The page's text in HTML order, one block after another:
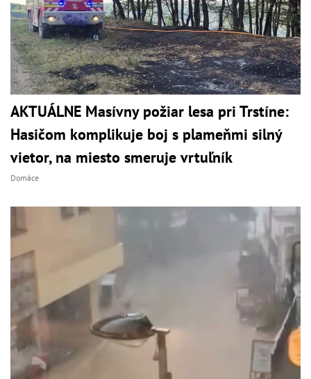
AKTUÁLNE Masívny požiar lesa pri Trstíne:
Hasičom komplikuje boj s plameňmi silný
vietor, na miesto smeruje vrtuľník
Domáce